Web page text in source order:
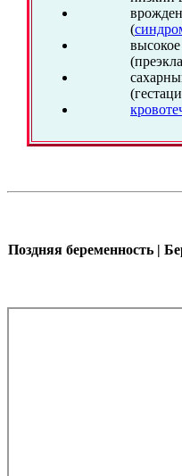
(
Поздняя беременность |